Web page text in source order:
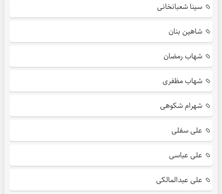
سینا شعبانخانی
شاهین بنان
شهاب رمضان
شهاب مظفری
شهرام شکوهی
علی سفلی
علی عباسی
علی عبدالمالکی